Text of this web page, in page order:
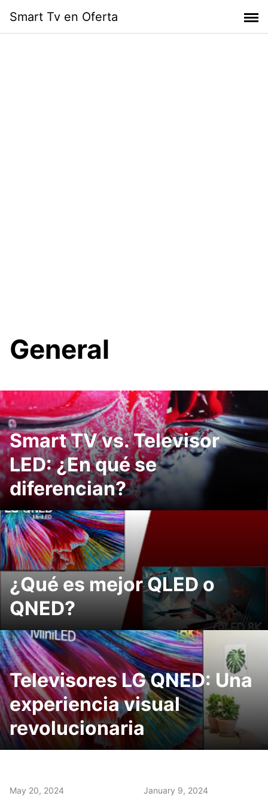
content
Smart Tv en Oferta
General
Smart TV vs. Televisor
LED: ¿En qué se
diferencian?
¿Qué es mejor QLED o
QNED?
Televisores LG QNED: Una
experiencia visual
revolucionaria
May 20, 2024 January 9, 2024